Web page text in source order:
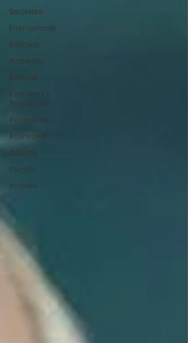
Sociedad
Internacional
Bitácora
Ambiente
Editorial
Economía y
Producción
#economia
#consumo
#deuda
#tarjeta
#credito